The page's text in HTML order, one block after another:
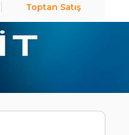
Toptan Satış